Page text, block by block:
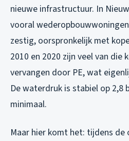
nieuwe infrastructuur. In
vooral
zestig, oorspronkelijk met
2010 en 2020 zijn veel van die
vervangen door PE, wat
De waterdruk is stabiel op 2,8
minimaal.
Maar hier komt het: tijdens de